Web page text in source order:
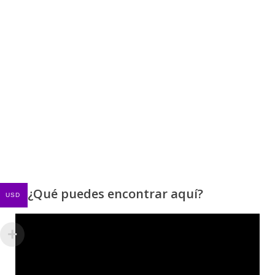
¿Qué puedes encontrar aquí?
Reproductor
USD